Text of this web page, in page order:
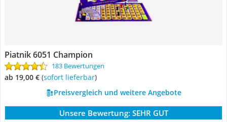
Piatnik 6051 Champion
183 Bewertungen
ab 19,00 € ( Sofort lieferbar)
Preisvergleich und weitere Angebote
Unsere Bewertung: SEHR GUT